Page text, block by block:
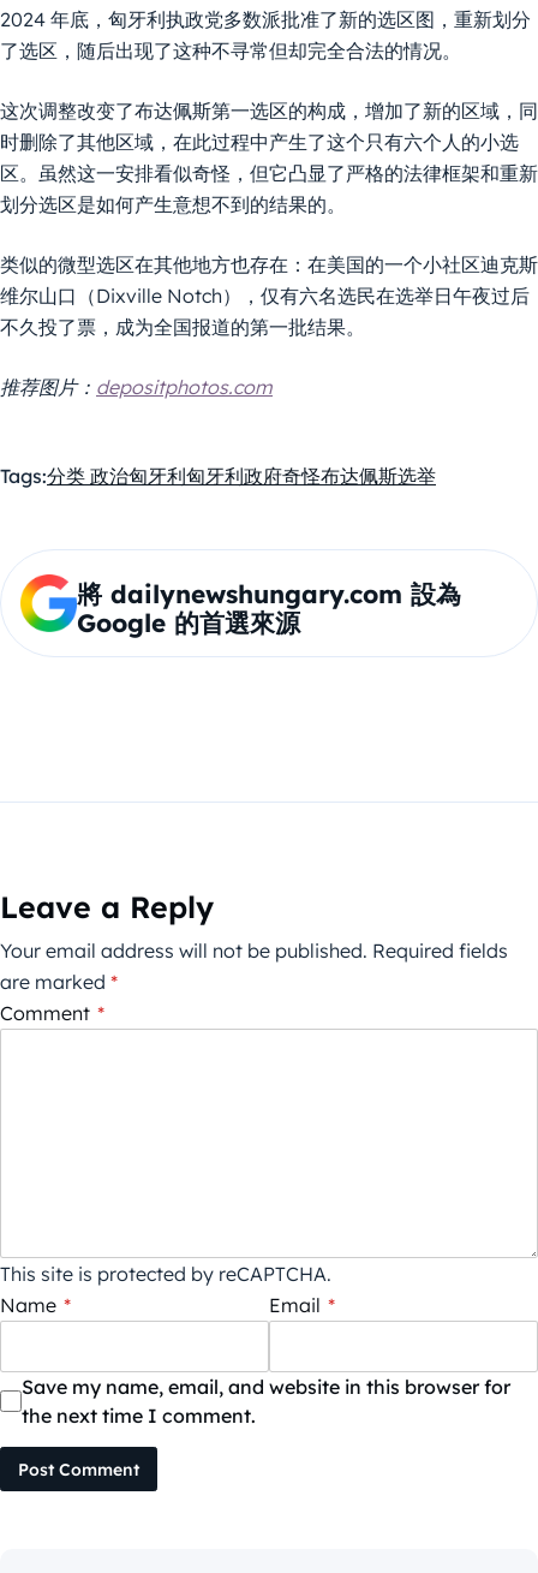
2024 年底，匈牙利执政党多数派批准了新的选区图，重新划分
了选区，随后出现了这种不寻常但却完全合法的情况。
这次调整改变了布达佩斯第一选区的构成，增加了新的区域，同
时删除了其他区域，在此过程中产生了这个只有六个人的小选
区。虽然这一安排看似奇怪，但它凸显了严格的法律框架和重新
划分选区是如何产生意想不到的结果的。
类似的微型选区在其他地方也存在：在美国的一个小社区迪克斯
维尔山口（Dixville Notch），仅有六名选民在选举日午夜过后
不久投了票，成为全国报道的第一批结果。
推荐图片： depositphotos.com
Tags:分类 政治匈牙利匈牙利政府奇怪布达佩斯选举
將 dailynewshungary.com 設為
Google 的首選來源
Leave a Reply
Your email address will not be published. Required fields
are marked *
Comment *
This site is protected by reCAPTCHA.
Name * Email *
Save my name, email, and website in this browser for
the next time I comment.
Post Comment